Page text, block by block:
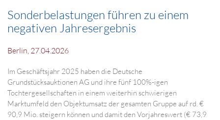
Sonderbelastungen führen zu einem
negativen Jahresergebnis
Berlin, 27.04.2026
Im Geschäftsjahr 2025 haben die Deutsche
Grundstücksauktionen AG und ihre fünf 100%-igen
Tochtergesellschaften in einem weiterhin schwierigen
Marktumfeld den Objektumsatz der gesamten Gruppe auf rd. €
90,9 Mio. steigern können und damit den Vorjahreswert (€ 73,9